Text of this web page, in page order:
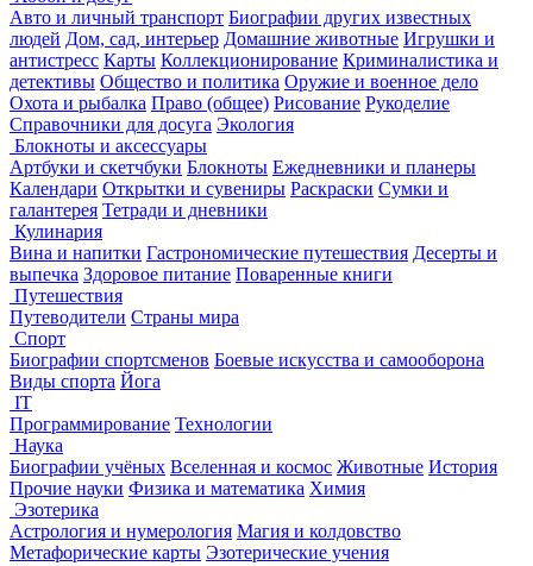
Авто и личный транспорт Биографии других известных
людей Дом, сад, интерьер Домашние животные Игрушки и
антистресс Карты Коллекционирование Криминалистика и
детективы Общество и политика Оружие и военное дело
Охота и рыбалка Право (общее) Рисование Рукоделие
Справочники для досуга Экология
Блокноты и аксессуары
Артбуки и скетчбуки Блокноты Ежедневники и планеры
Календари Открытки и сувениры Раскраски Сумки и
галантерея Тетради и дневники
Кулинария
Вина и напитки Гастрономические путешествия Десерты и
выпечка Здоровое питание Поваренные книги
Путешествия
Путеводители Страны мира
Спорт
Биографии спортсменов Боевые искусства и самооборона
Виды спорта Йога
IT
Программирование Технологии
Наука
Биографии учёных Вселенная и космос Животные История
Прочие науки Физика и математика Химия
Эзотерика
Астрология и нумерология Магия и колдовство
Метафорические карты Эзотерические учения